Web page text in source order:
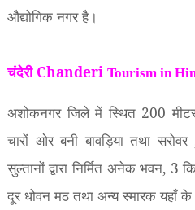
औद्योगिक नगर है।
चंदेरी Chanderi Tourism in
अशोकनगर जिले में स्थित 200
चारों ओर बनी बावड़िया तथा सरोवर
सुल्तानों द्वारा निर्मित अनेक भवन, 3
दूर धोवन मठ तथा अन्य स्मारक यहाँ